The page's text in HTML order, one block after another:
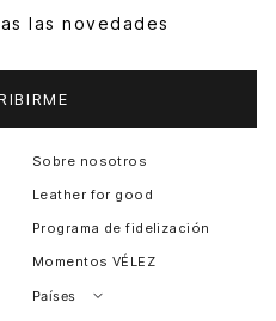
las novedades
Sobre nosotros
Leather for good
Programa de fidelización
Momentos VÉLEZ
Países